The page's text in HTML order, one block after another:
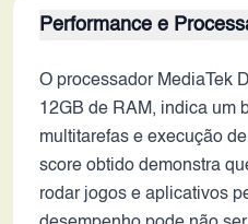
Performance e
O processador MediaTek
12GB de RAM, indica um
multitarefas e execução
score obtido demonstra
rodar jogos e aplicativos